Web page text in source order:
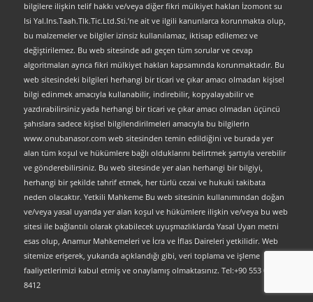
bilgilere ilişkin telif hakkı ve/veya diğer fikri mülkiyet hakları İzomont su
Isi Yal.Ins.Taah.Tlk.Tic.Ltd.Sti.’ne ait ve ilgili kanunlarca korunmakta olup,
bu malzemeler ve bilgiler izinsiz kullanılamaz, iktisap edilemez ve
değiştirilemez. Bu web sitesinde adı geçen tüm sorular ve cevap
algoritmaları ayrıca fikri mülkiyet hakları kapsamında korunmaktadır. Bu
web sitesindeki bilgileri herhangi bir ticari ve çıkar amacı olmadan kişisel
bilgi edinmek amacıyla kullanabilir, indirebilir, kopyalayabilir ve
yazdırabilirsiniz yada herhangi bir ticari ve çıkar amacı olmadan üçüncü
şahıslara sadece kişisel bilgilendirilmeleri amacıyla bu bilgilerin
www.onubanasor.com web sitesinden temin edildiğini ve burada yer
alan tüm koşul ve hükümlere bağlı olduklarını belirtmek şartıyla verebilir
ve gönderebilirsiniz. Bu web sitesinde yer alan herhangi bir bilgiyi,
herhangi bir şekilde tahrif etmek, her türlü cezai ve hukuki takibata
neden olacaktır. Yetkili Mahkeme Bu web sitesinin kullanımından doğan
ve/veya yasal uyarıda yer alan koşul ve hükümlere ilişkin ve/veya bu web
sitesi ile bağlantılı olarak çıkabilecek uyuşmazlıklarda Yasal Uyarı metni
esas olup, Anamur Mahkemeleri ve İcra ve İflas Daireleri yetkilidir. Web
sitemize erişerek, yukarıda açıklandığı gibi, veri toplama ve işleme
faaliyetlerimizi kabul etmiş ve onaylamış olmaktasınız. Tel:+90 553 063
8412